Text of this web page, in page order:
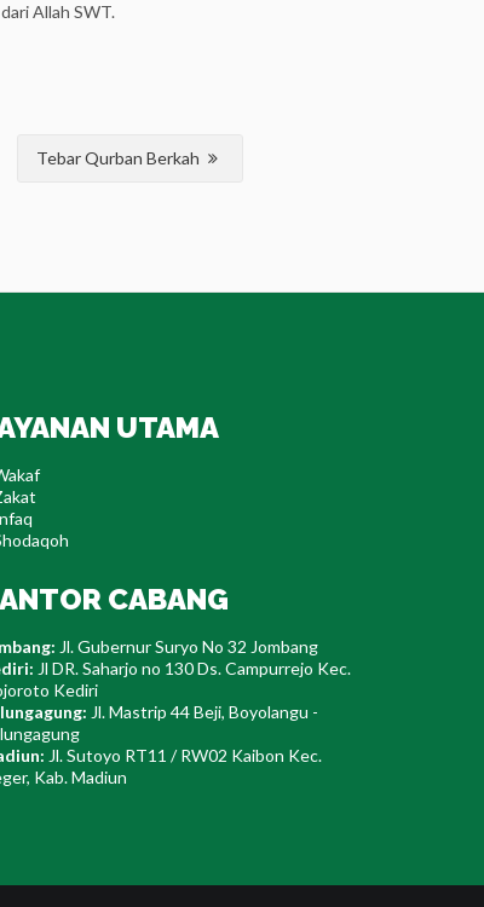
Allah SWT.
Tebar Qurban Berkah
UTAMA
CABANG
Jl. Gubernur Suryo No 32 Jombang
Jl DR. Saharjo no 130 Ds. Campurrejo Kec.
Kediri
Jl. Mastrip 44 Beji, Boyolangu -
Jl. Sutoyo RT11 / RW02 Kaibon Kec.
Kab. Madiun